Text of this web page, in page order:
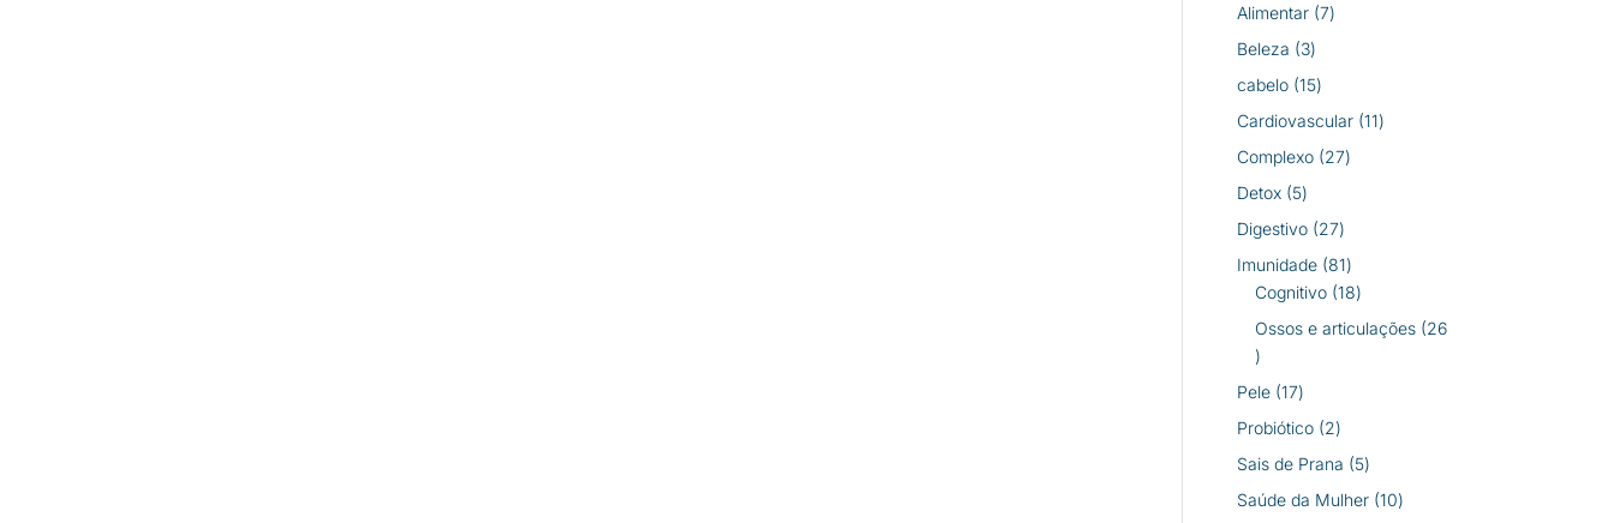
Alimentar 77
Beleza 33
produtos
cabelo 1515
produtos
Cardiovascular 1111
Complexo 2727
Detox 55
produtos
Digestivo 2727
produtos
Imunidade 8181
produtos
Cognitivo 1818
produtos
Ossos e articulações 26
26
produtos
Pele 1717
produtos
Probiótico 22
produtos
Sais de Prana 55
produtos
Saúde da Mulher 1010